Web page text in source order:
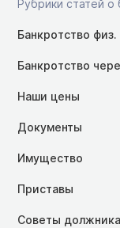
Рубрики статей о
Банкротство физ.
Банкротство
Наши цены
Документы
Имущество
Приставы
Советы